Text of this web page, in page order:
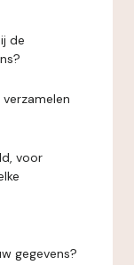
de
voor
gegevens?